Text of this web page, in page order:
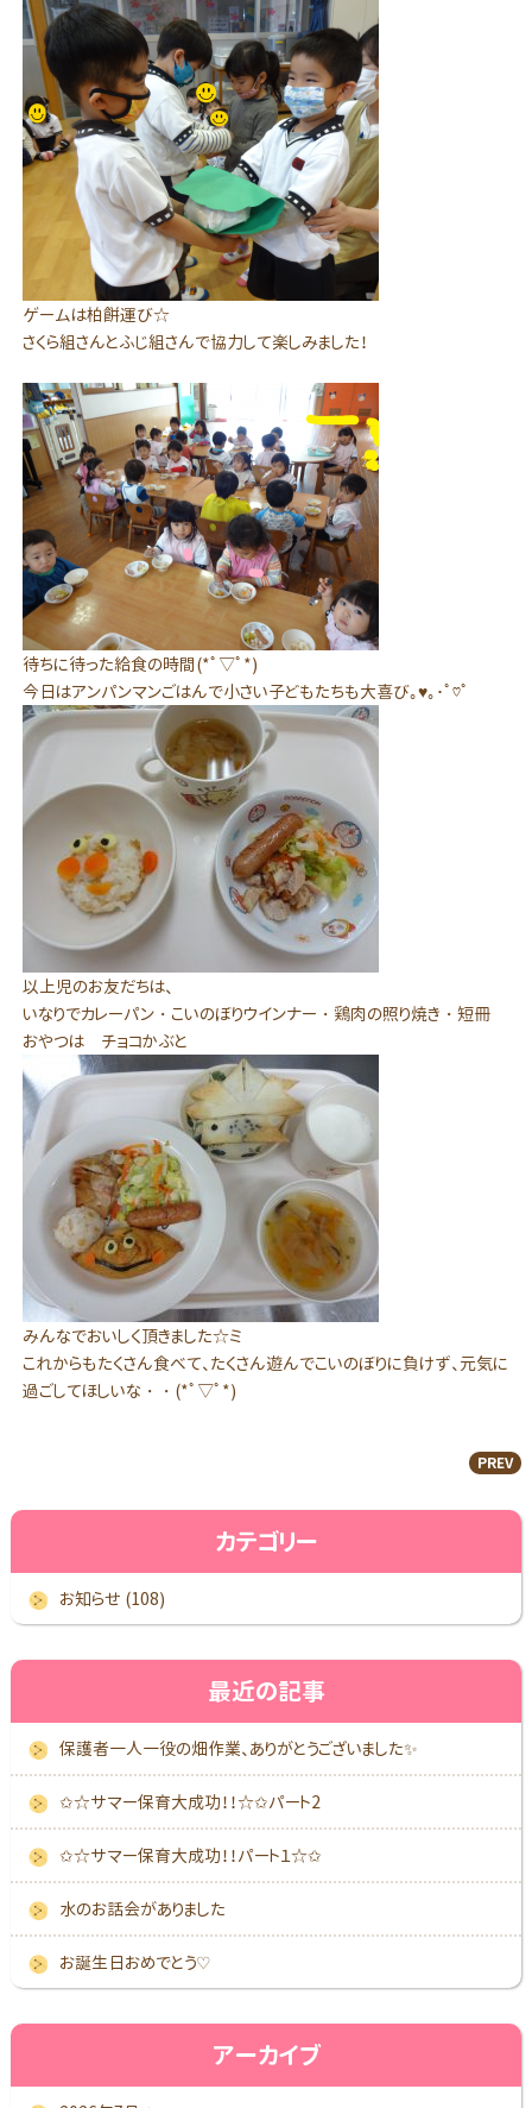
ゲームは柏餅運び☆
さくら組さんとふじ組さんで協力して楽しみました！
待ちに待った給食の時間(*ﾟ▽ﾟ*)
今日はアンパンマンごはんで小さい子どもたちも大喜び｡♥｡･ﾟ♡ﾟ
以上児のお友だちは、
いなりでカレーパン・こいのぼりウインナー・鶏肉の照り焼き・短冊
おやつは チョコかぶと
みんなでおいしく頂きました☆ミ
これからもたくさん食べて、たくさん遊んでこいのぼりに負けず、元気に
過ごしてほしいな・・(*ﾟ▽ﾟ*)
PREV
カテゴリー
お知らせ (108)
最近の記事
保護者一人一役の畑作業、ありがとうございました✨
✩☆サマー保育大成功！！☆✩パート2
✩☆サマー保育大成功！！パート１☆✩
水のお話会がありました
お誕生日おめでとう♡
アーカイブ